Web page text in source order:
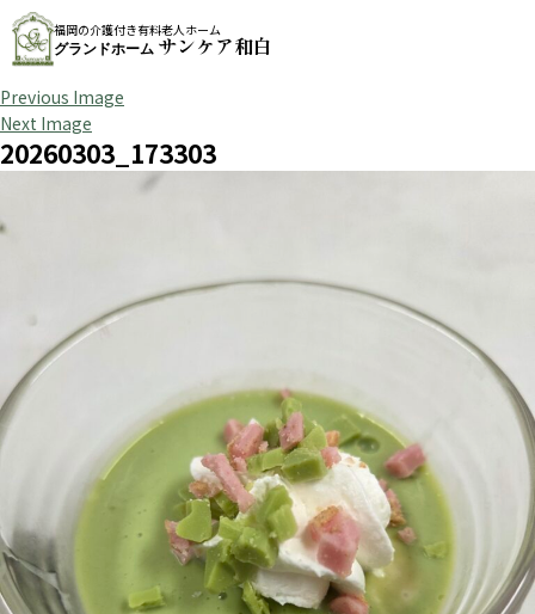
福岡の介護付き有料老人ホーム
グランドホーム サンケア和白
Previous Image
Next Image
20260303_173303